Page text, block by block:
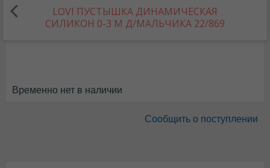
LOVI ПУСТЫШКА ДИНАМИЧЕСКАЯ
СИЛИКОН 0-3 М Д/МАЛЬЧИКА 22/869
Временно нет в наличии
Сообщить о поступлении